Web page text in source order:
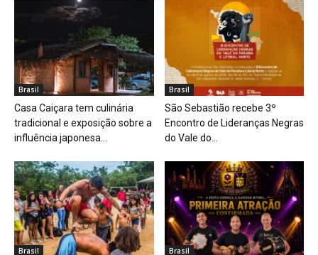
Brasil
Casa Caiçara tem culinária
tradicional e exposição sobre a
influência japonesa...
Brasil
São Sebastião recebe 3º
Encontro de Lideranças Negras
do Vale do...
Brasil Brasil